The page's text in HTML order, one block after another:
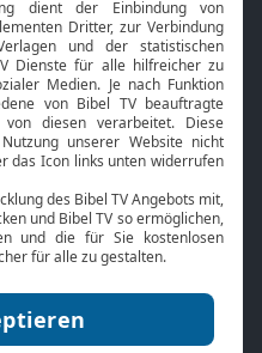
HbbTV
Bibelthek Online-Bibel
Nächster Gottesdienst
Service
Kontakt
TV-Empfang